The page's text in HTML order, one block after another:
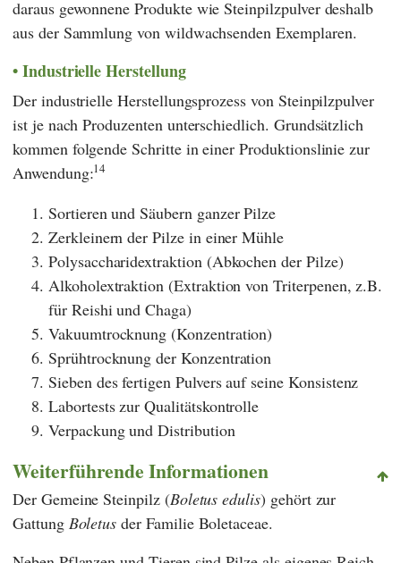
daraus gewonnene Produkte wie Steinpilzpulver deshalb
aus der Sammlung von wildwachsenden Exemplaren.
Industrielle Herstellung
Der industrielle Herstellungsprozess von Steinpilzpulver
ist je nach Produzenten unterschiedlich. Grundsätzlich
kommen folgende Schritte in einer Produktionslinie zur
Anwendung:14
Sortieren und Säubern ganzer Pilze
Zerkleinern der Pilze in einer Mühle
Polysaccharidextraktion (Abkochen der Pilze)
Alkoholextraktion (Extraktion von Triterpenen, z.B.
für Reishi und Chaga)
Vakuumtrocknung (Konzentration)
Sprühtrocknung der Konzentration
Sieben des fertigen Pulvers auf seine Konsistenz
Labortests zur Qualitätskontrolle
Verpackung und Distribution
Weiterführende Informationen
Der Gemeine Steinpilz (Boletus edulis) gehört zur
Gattung Boletus der Familie Boletaceae.